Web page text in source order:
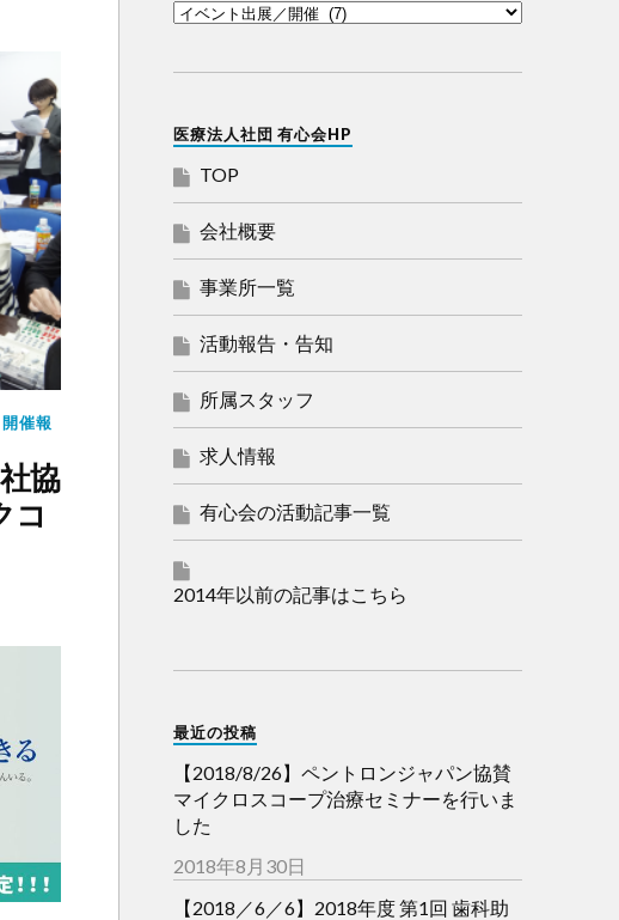
催報
協
コ
医療法人社団 有心会HP
TOP
会社概要
事業所一覧
活動報告・告知
所属スタッフ
求人情報
有心会の活動記事一覧
2014年以前の記事はこちら
最近の投稿
【2018/8/26】ペントロンジャパン協賛
マイクロスコープ治療セミナーを行いま
した
2018年8月30日
【2018／6／6】2018年度 第1回 歯科助